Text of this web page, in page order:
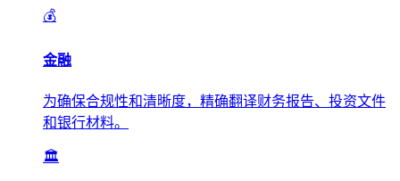
💰
金融
为确保合规性和清晰度，精确翻译财务报告、投资文件
和银行材料。
🏛️